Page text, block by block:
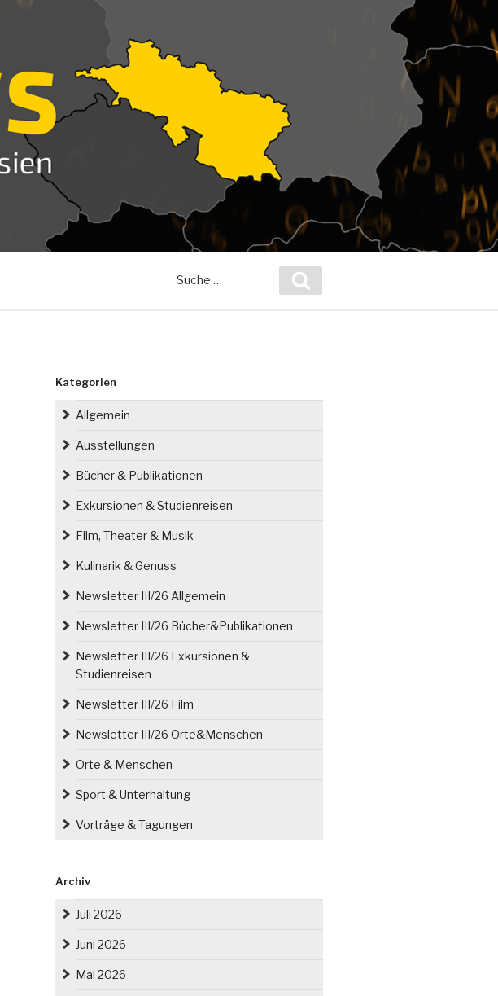
nach:
Kategorien
Allgemein
Ausstellungen
Bücher & Publikationen
Exkursionen & Studienreisen
Film, Theater & Musik
Kulinarik & Genuss
Newsletter III/26 Allgemein
Newsletter III/26 Bücher&Publikationen
Newsletter III/26 Exkursionen &
Studienreisen
Newsletter III/26 Film
Newsletter III/26 Orte&Menschen
Orte & Menschen
Sport & Unterhaltung
Vorträge & Tagungen
Archiv
Juli 2026
Juni 2026
Mai 2026